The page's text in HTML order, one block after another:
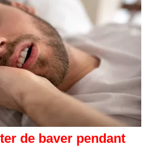
de baver pendant